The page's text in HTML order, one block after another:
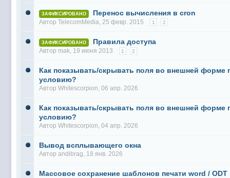
ЗАФИКСИРОВАНО Перенос вычисления в cron
Автор TelecomMedia, 25 февр. 2015 1 2
ЗАФИКСИРОВАНО Правила доступа
Автор mak, 19 июня 2013 1 2
Как показывать/скрывать поля во внешней форме
условию?
Автор Whitescorpion, 06 апр. 2026
Как показывать/скрывать поля во внешней форме
условию?
Автор Whitescorpion, 04 апр. 2026
Вывод всплывающего окна
Автор andibrag, 18 янв. 2026
Массовое сохранение шаблонов печати word / ODT